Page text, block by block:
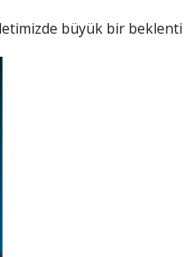
büyük bir